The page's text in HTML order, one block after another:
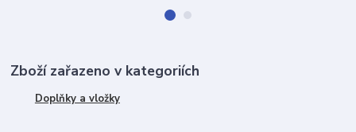
Zboží zařazeno v kategoriích
Doplňky a vložky